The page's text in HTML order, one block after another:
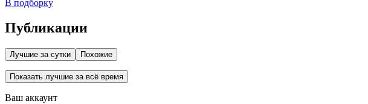
В подборку
Публикации
Лучшие за сутки Похожие
Показать лучшие за всё время
Ваш аккаунт